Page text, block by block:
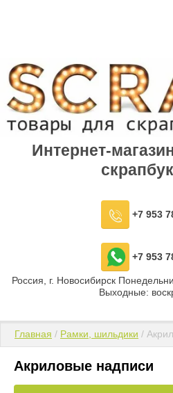
Интернет-
+7 953
+7 953
Россия, г. Новосибирск
Выходные:
Главная / Рамки, шильдики /
Акриловые надписи